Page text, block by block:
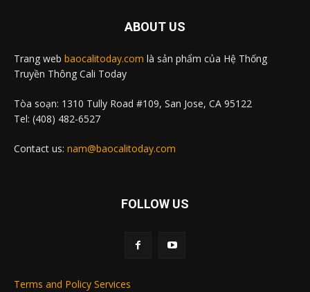
ABOUT US
Trang web baocalitoday.com là sản phẩm của Hệ Thống
Truyền Thông Cali Today
Tòa soạn: 1310 Tully Road #109, San Jose, CA 95122
Tel: (408) 482-6527
Contact us: nam@baocalitoday.com
FOLLOW US
Terms and Policy Services